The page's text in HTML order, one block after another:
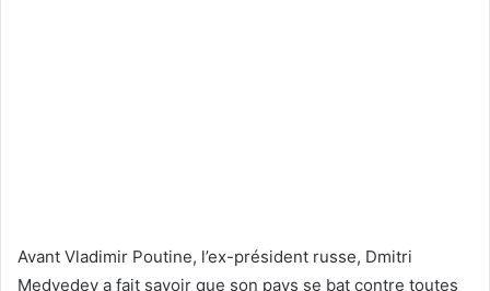
Avant Vladimir Poutine, l’ex-président russe, Dmitri
Medvedev a fait savoir que son pays se bat contre toutes